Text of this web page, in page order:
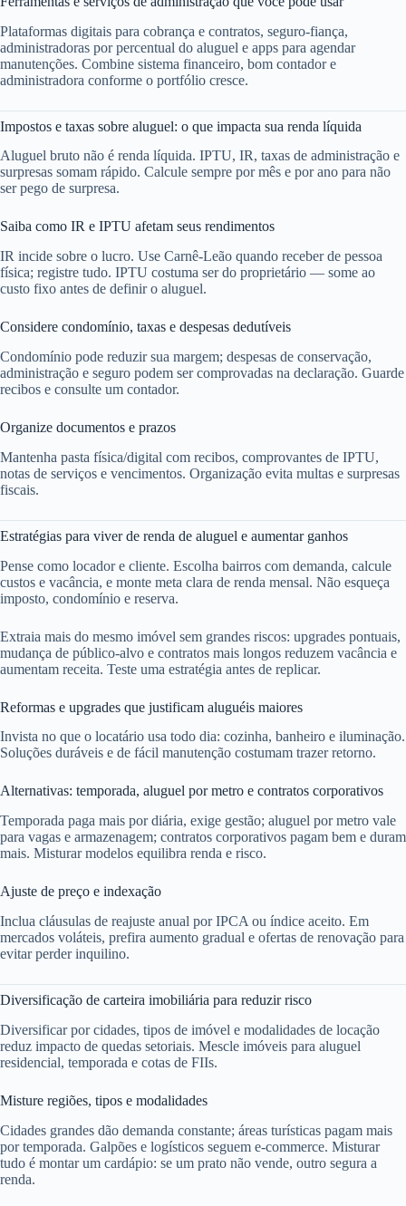
Plataformas digitais para cobrança e contratos, seguro-fiança,
administradoras por percentual do aluguel e apps para agendar
manutenções. Combine sistema financeiro, bom contador e
administradora conforme o portfólio cresce.
Impostos e taxas sobre aluguel: o que impacta sua renda líquida
Aluguel bruto não é renda líquida. IPTU, IR, taxas de administração e
surpresas somam rápido. Calcule sempre por mês e por ano para não
ser pego de surpresa.
Saiba como IR e IPTU afetam seus rendimentos
IR incide sobre o lucro. Use Carnê-Leão quando receber de pessoa
física; registre tudo. IPTU costuma ser do proprietário — some ao
custo fixo antes de definir o aluguel.
Considere condomínio, taxas e despesas dedutíveis
Condomínio pode reduzir sua margem; despesas de conservação,
administração e seguro podem ser comprovadas na declaração. Guarde
recibos e consulte um contador.
Organize documentos e prazos
Mantenha pasta física/digital com recibos, comprovantes de IPTU,
notas de serviços e vencimentos. Organização evita multas e surpresas
fiscais.
Estratégias para viver de renda de aluguel e aumentar ganhos
Pense como locador e cliente. Escolha bairros com demanda, calcule
custos e vacância, e monte meta clara de renda mensal. Não esqueça
imposto, condomínio e reserva.
Extraia mais do mesmo imóvel sem grandes riscos: upgrades pontuais,
mudança de público-alvo e contratos mais longos reduzem vacância e
aumentam receita. Teste uma estratégia antes de replicar.
Reformas e upgrades que justificam aluguéis maiores
Invista no que o locatário usa todo dia: cozinha, banheiro e iluminação.
Soluções duráveis e de fácil manutenção costumam trazer retorno.
Alternativas: temporada, aluguel por metro e contratos corporativos
Temporada paga mais por diária, exige gestão; aluguel por metro vale
para vagas e armazenagem; contratos corporativos pagam bem e duram
mais. Misturar modelos equilibra renda e risco.
Ajuste de preço e indexação
Inclua cláusulas de reajuste anual por IPCA ou índice aceito. Em
mercados voláteis, prefira aumento gradual e ofertas de renovação para
evitar perder inquilino.
Diversificação de carteira imobiliária para reduzir risco
Diversificar por cidades, tipos de imóvel e modalidades de locação
reduz impacto de quedas setoriais. Mescle imóveis para aluguel
residencial, temporada e cotas de FIIs.
Misture regiões, tipos e modalidades
Cidades grandes dão demanda constante; áreas turísticas pagam mais
por temporada. Galpões e logísticos seguem e‑commerce. Misturar
tudo é montar um cardápio: se um prato não vende, outro segura a
renda.